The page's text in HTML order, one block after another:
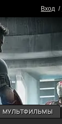
Вxoд
МУЛЬТФИЛЬМЫ